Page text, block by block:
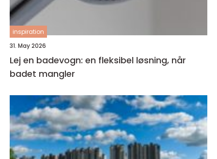
inspiration
31. May 2026
Lej en badevogn: en fleksibel løsning, når
badet mangler